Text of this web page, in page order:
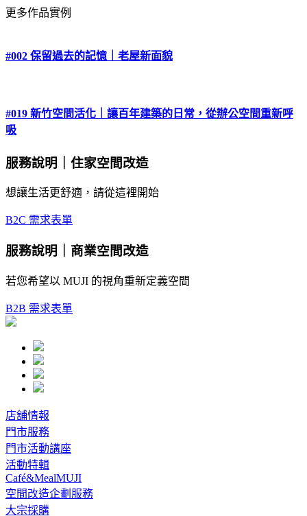
更多作品實例
#002 保留過去的記憶｜老屋新面貌
#019 新竹空間活化｜讓百年建築的日常，從辦公空間重新呼
吸
服務說明｜住家空間改造
想讓生活更舒適，請從這裡開始
B2C 需求表單
服務說明｜商業空間改造
若您希望以 MUJI 的視角重新定義空間
B2B 需求表單
店舖情報
門市服務
門市活動講座
活動特輯
Café&MealMUJI
空間改造企劃服務
大宗採購